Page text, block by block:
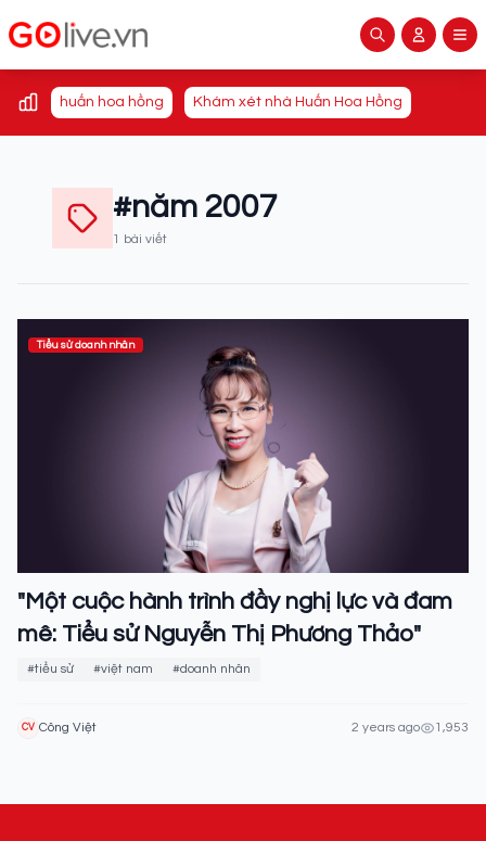
huấn hoa hồng Khám xét nhà Huấn Hoa Hồng
#năm 2007
1 bài viết
Tiểu sử doanh nhân
"Một cuộc hành trình đầy nghị lực và đam
mê: Tiểu sử Nguyễn Thị Phương Thảo"
#tiểu sử #việt nam #doanh nhân
CV Công Việt 2 years ago 1,953